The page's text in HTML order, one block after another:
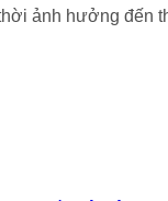
ảnh hưởng đến